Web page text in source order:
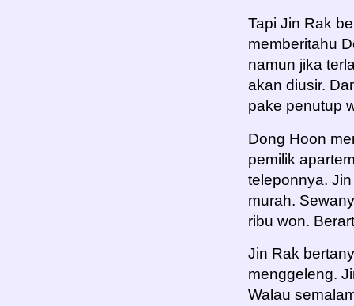
Tapi Jin Rak
memberitahu
namun jika
akan diusir.
pake penutup
Dong Hoon
pemilik
teleponnya.
murah.
ribu won.
Jin Rak
menggeleng.
Walau